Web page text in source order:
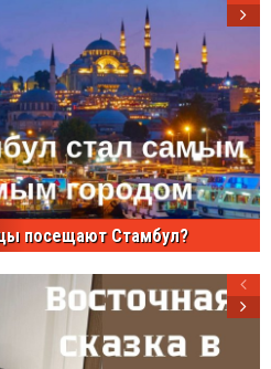
посещают Стамбул?